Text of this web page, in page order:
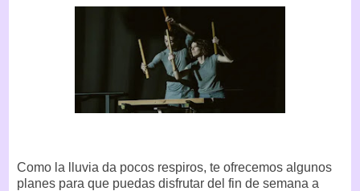
Como la lluvia da pocos respiros, te ofrecemos algunos
planes para que puedas disfrutar del fin de semana a